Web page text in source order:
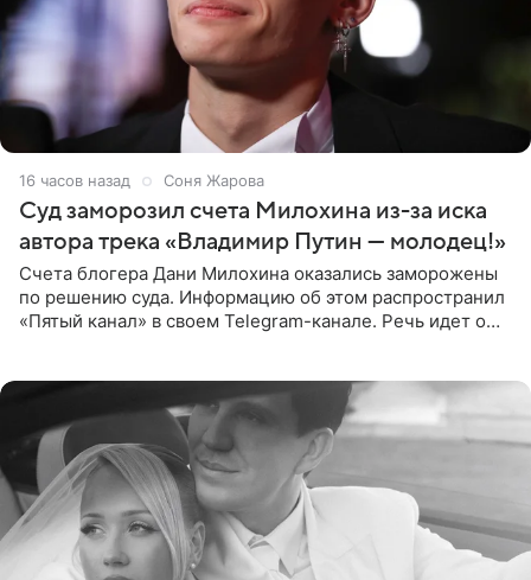
16 часов назад Соня Жарова
Суд заморозил счета Милохина из-за иска
автора трека «Владимир Путин — молодец!»
Счета блогера Дани Милохина оказались заморожены
по решению суда. Информацию об этом распространил
«Пятый канал» в своем Telegram-канале. Речь идет о